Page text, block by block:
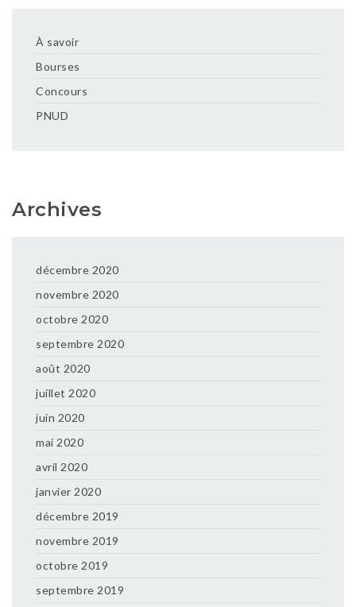
À savoir
Bourses
Concours
PNUD
Archives
décembre 2020
novembre 2020
octobre 2020
septembre 2020
août 2020
juillet 2020
juin 2020
mai 2020
avril 2020
janvier 2020
décembre 2019
novembre 2019
octobre 2019
septembre 2019